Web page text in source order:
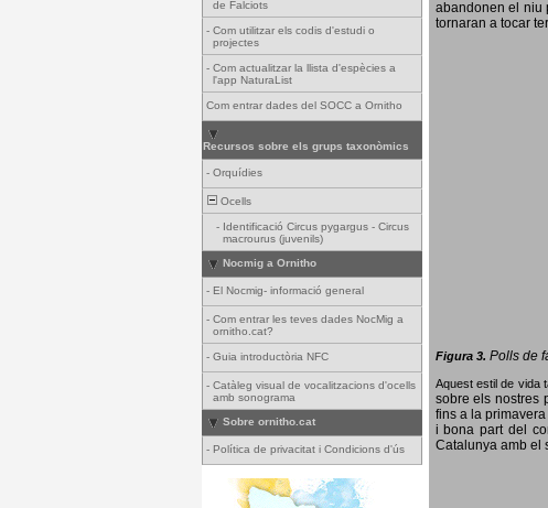
de Falciots
- Com utilitzar els codis d'estudi o
projectes
- Com actualitzar la llista d'espècies a
l'app NaturaList
Com entrar dades del SOCC a Ornitho
Recursos sobre els grups taxonòmics
- Orquídies
Ocells
- Identificació Circus pygargus - Circus
macrourus (juvenils)
Nocmig a Ornitho
- El Nocmig- informació general
- Com entrar les teves dades NocMig a
ornitho.cat?
- Guia introductòria NFC
- Catàleg visual de vocalitzacions d'ocells
amb sonograma
Sobre ornitho.cat
- Política de privacitat i Condicions d'ús
abandonen el niu
tornaran a tocar
Figura 3. Polls de
Aquest estil de vida
sobre els nostres
fins a la
i bona part del
Catalunya amb el